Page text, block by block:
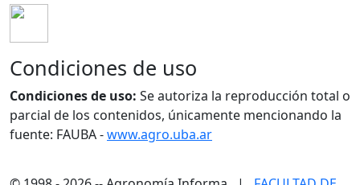
Condiciones de uso
Condiciones de uso: Se autoriza la reproducción total o
parcial de los contenidos, únicamente mencionando la
fuente: FAUBA -www.agro.uba.ar